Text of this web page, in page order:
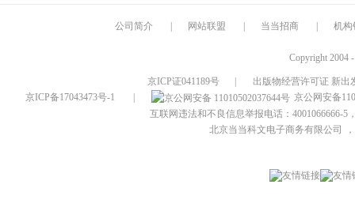
公司简介 网站联盟 当当招商 机构
Copyright 2004
京ICP证041189号
出版物经营许可证 新出
京ICP备17043473号-1
京公网安备
互联网违法和不良信息举报电话：4001066666-5
北京当当科文电子商务有限公司